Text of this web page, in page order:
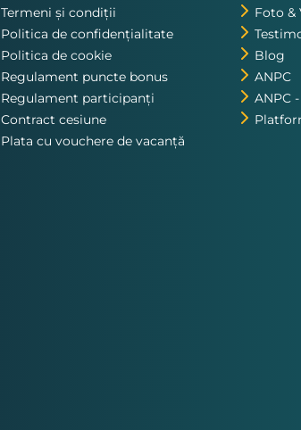
Termeni și condiții
Politica de confidențialitate
Politica de cookie
Regulament puncte bonus
Regulament participanți
Contract cesiune
Plata cu vouchere de vacanță
Foto &
Blog
ANPC
ANPC